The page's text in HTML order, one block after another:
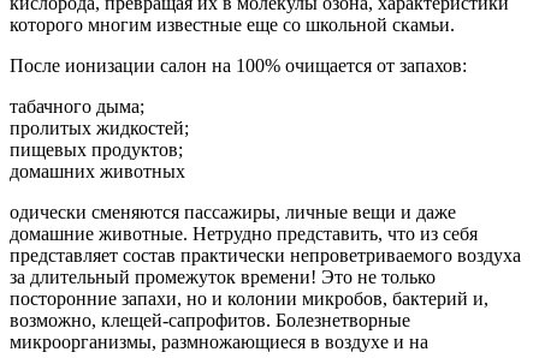
которого многим известные еще со школьной скамьи.
После ионизации салон на 100% очищается от запахов:
табачного дыма;
пролитых жидкостей;
пищевых продуктов;
домашних животных
одически сменяются пассажиры, личные вещи и даже
домашние животные. Нетрудно представить, что из себя
представляет состав практически непроветриваемого воздуха
за длительный промежуток времени! Это не только
посторонние запахи, но и колонии микробов, бактерий и,
возможно, клещей-сапрофитов. Болезнетворные
микроорганизмы, размножающиеся в воздухе и на